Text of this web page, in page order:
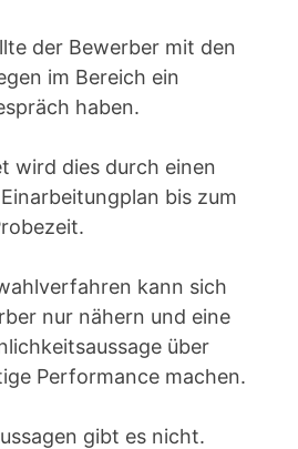
der Bewerber mit den
im Bereich ein
haben.
wird dies durch einen
bis zum
kann sich
nur nähern und eine
über
Performance machen.
gibt es nicht.